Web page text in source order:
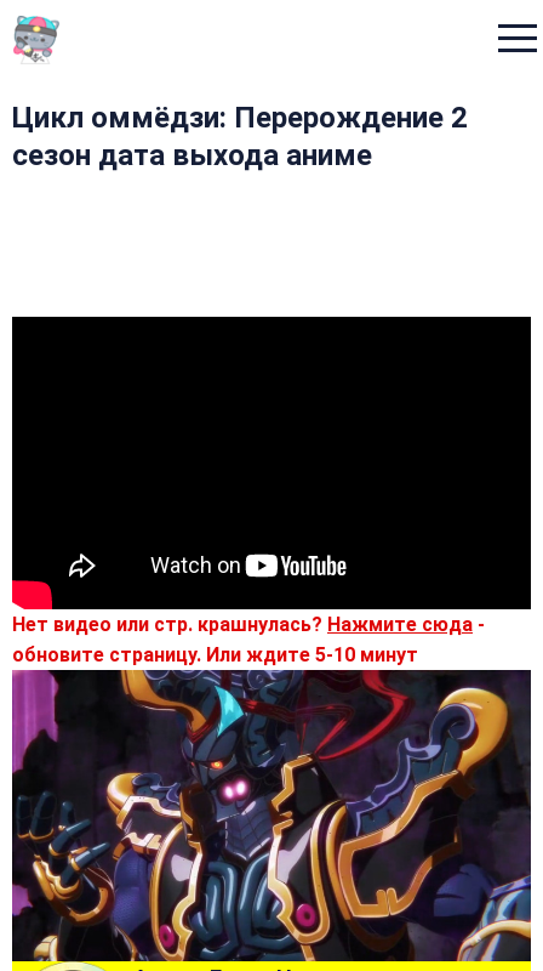
Цикл оммёдзи: Перерождение 2
сезон дата выхода аниме
Нет видео или стр. крашнулась? Нажмите сюда -
обновите страницу. Или ждите 5-10 минут